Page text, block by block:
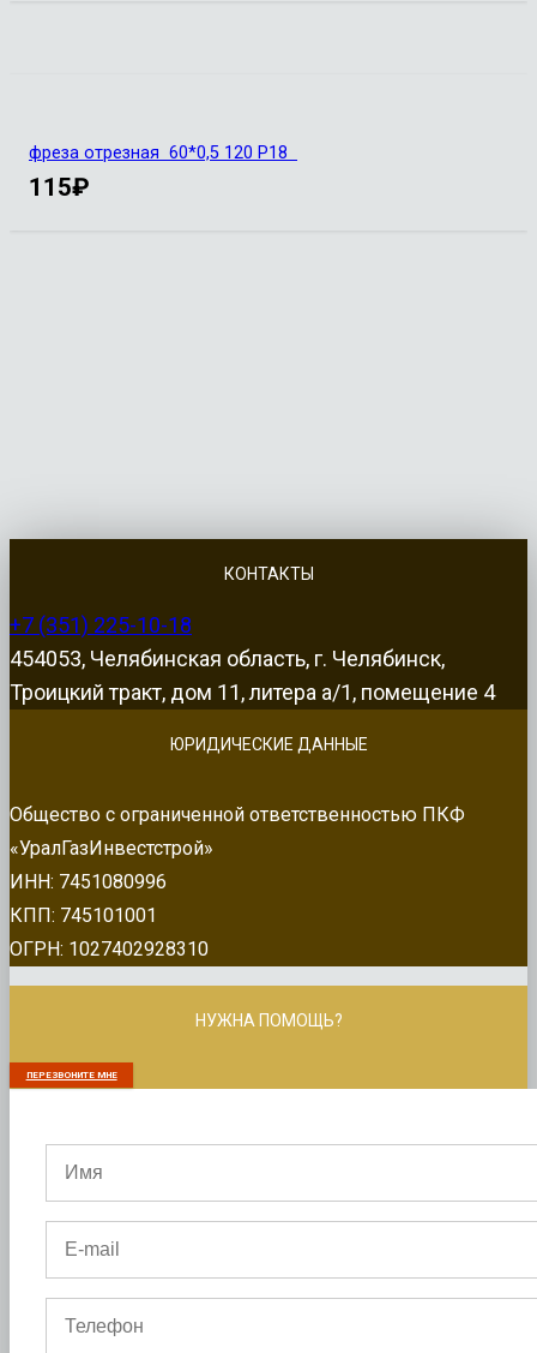
фреза отрезная 60*0,5 120 Р18
115₽
КОНТАКТЫ
+7 (351) 225-10-18
454053, Челябинская область, г. Челябинск,
Троицкий тракт, дом 11, литера а/1, помещение 4
ЮРИДИЧЕСКИЕ ДАННЫЕ
Общество с ограниченной ответственностью ПКФ
«УралГазИнвестстрой»
ИНН: 7451080996
КПП: 745101001
ОГРН: 1027402928310
НУЖНА ПОМОЩЬ?
ПЕРЕЗВОНИТЕ МНЕ